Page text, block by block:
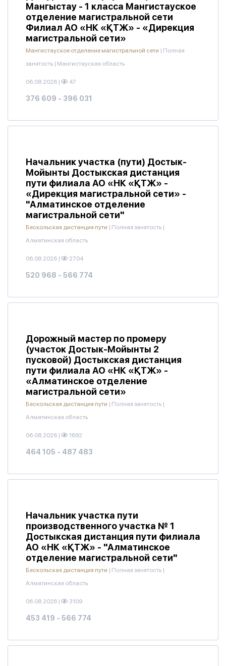
Мангыстау - 1 класса Мангистауское
отделение магистральной сети
Филиал АО «НК «ҚТЖ» - «Дирекция
магистральной сети»
Мангистауское отделение магистральной сети | Полная
занятость | Мангистауская область
06.08.2026 | 47
376 609 - 396 031
Начальник участка (пути) Достык-
Мойынты Достыкская дистанция
пути филиала АО «НК «ҚТЖ» -
«Дирекция магистральной сети» -
"Алматинское отделение
магистральной сети"
Бескольская дистанция пути | Полная занятость |
Алматинская область
06.08.2026 | 2704
520 968 - 566 774
Дорожный мастер по промеру
(участок Достык-Мойынты 2
пусковой) Достыкская дистанция
пути филиала АО «НК «ҚТЖ» -
«Алматинское отделение
магистральной сети»
Бескольская дистанция пути | Полная занятость |
Алматинская область
06.08.2026 | 1692
464 105 - 487 483
Начальник участка пути
производственного участка № 1
Достыкская дистанция пути филиала
АО «НК «ҚТЖ» - "Алматинское
отделение магистральной сети"
Бескольская дистанция пути | Полная занятость |
Алматинская область
06.08.2026 | 3109
453 419 - 566 774